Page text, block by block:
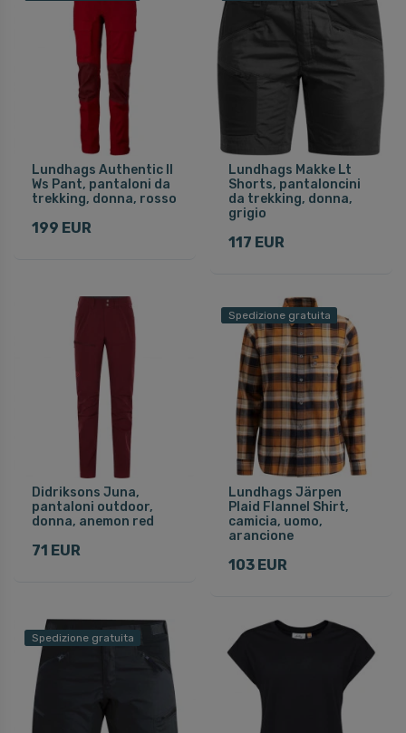
Lundhags Authentic II
Ws Pant, pantaloni da
trekking, donna, rosso
199 EUR
Lundhags Makke Lt
Shorts, pantaloncini
da trekking, donna,
grigio
117 EUR
Didriksons Juna,
pantaloni outdoor,
donna, anemon red
71 EUR
Spedizione gratuita
Lundhags Järpen
Plaid Flannel Shirt,
camicia, uomo,
arancione
103 EUR
Spedizione gratuita